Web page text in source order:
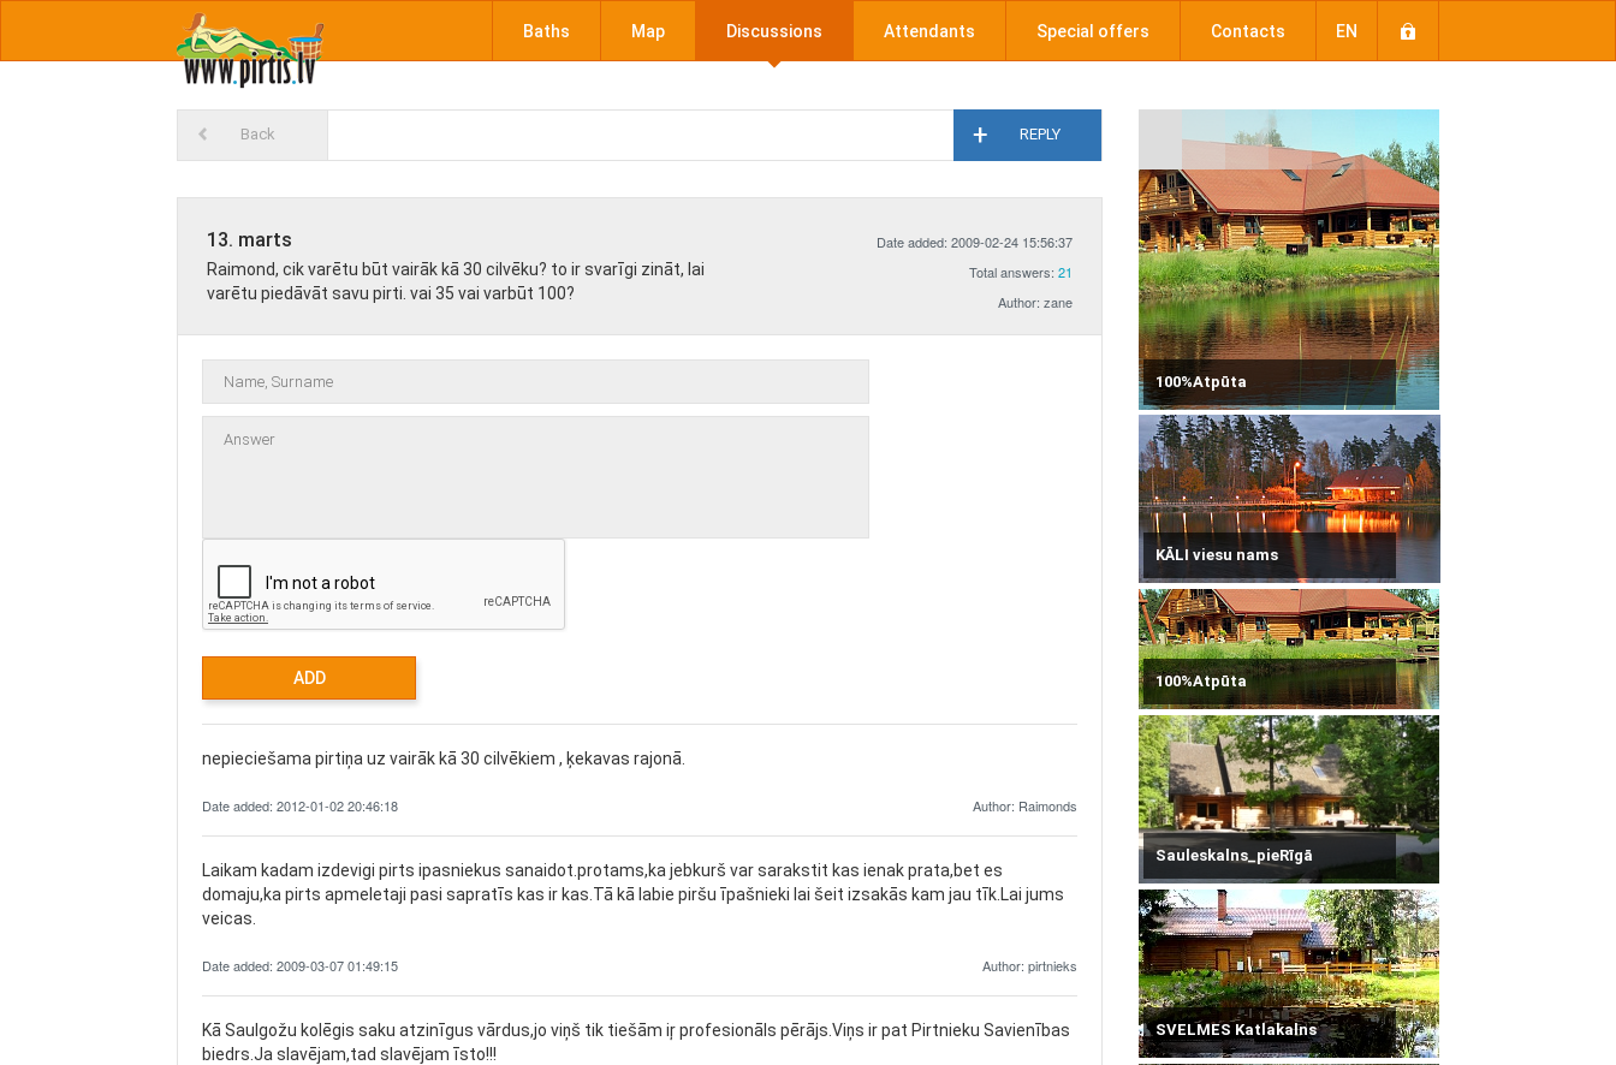
Baths Map Discussions Attendants Special offers Contacts EN
100%Atpūta
KĀLI viesu nams
100%Atpūta
Sauleskalns_pieRīgā
SVELMES Katlakalns
Back REPLY
13. marts
Raimond, cik varētu būt vairāk kā 30 cilvēku? to ir svarīgi zināt, lai
varētu piedāvāt savu pirti. vai 35 vai varbūt 100?
Date added: 2009-02-24 15:56:37
Total answers: 21
Author: zane
nepieciešama pirtiņa uz vairāk kā 30 cilvēkiem , ķekavas rajonā.
Date added: 2012-01-02 20:46:18 Author: Raimonds
Laikam kadam izdevigi pirts ipasniekus sanaidot.protams,ka jebkurš var sarakstit kas ienak prata,bet es
domaju,ka pirts apmeletaji pasi sapratīs kas ir kas.Tā kā labie piršu īpašnieki lai šeit izsakās kam jau tīk.Lai jums
veicas.
Date added: 2009-03-07 01:49:15 Author: pirtnieks
Kā Saulgožu kolēgis saku atzinīgus vārdus,jo viņš tik tiešām iŗ profesionāls pērājs.Viņs ir pat Pirtnieku Savienības
biedrs.Ja slavējam,tad slavējam īsto!!!